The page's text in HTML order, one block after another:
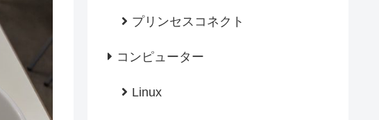
プリンセスコネクト
コンピューター
Linux